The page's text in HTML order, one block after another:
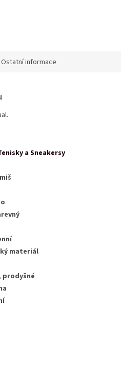
Ostatní informace
a Sneakersy
materiál
prodyšné